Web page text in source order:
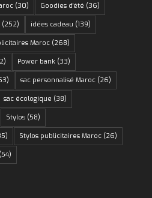
(30) Goodies d'été (36)
(252) idées cadeau (139)
Maroc(268)
Power bank(33)
sac personnalisé Maroc(26)
sac écologique (38)
Stylos(58)
Stylos publicitaires Maroc(26)
(54)